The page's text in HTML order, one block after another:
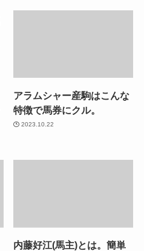
アラムシャー産駒はこんな
特徴で馬券にクル。
2023.10.22
内藤好江(馬主)とは。簡単